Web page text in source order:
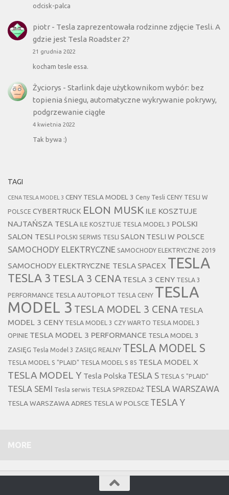
odcisk-palca
piotr- Tesla zaprezentowała rodzinne zdjęcie Tesli. A
gdzie jest Tesla Roadster 2?
21 grudnia 2022
kocham tesle essa.
Życiorys - Starlink daje użytkownikom wybór: bez
topienia śniegu, automatyczne wykrywanie pokrywy,
podgrzewanie ciągłe
4 kwietnia 2022
Tak bywa :)
TAGI
CENA TESLA MODEL 3 CENY TESLA MODEL 3 Ceny Tesli CENY TESLI W
POLSCE CYBERTRUCK ELON MUSK ILE KOSZTUJE
NAJTAŃSZA TESLA ILE KOSZTUJE TESLA MODEL 3 POLSKI
SALON TESLI POLSKI SERWIS TESLI SALON TESLI W POLSCE
SAMOCHODY ELEKTRYCZNE SAMOCHODY ELEKTRYCZNE 2019
SAMOCHODY ELEKTRYCZNE TESLA SPACEX TESLA
TESLA 3 TESLA 3 CENA TESLA 3 CENY TESLA 3
PERFORMANCE TESLA AUTOPILOT TESLA CENY TESLA
MODEL 3 TESLA MODEL 3 CENA TESLA
MODEL 3 CENY TESLA MODEL 3 CZY WARTO TESLA MODEL 3
OPINIE TESLA MODEL 3 PERFORMANCE TESLA MODEL 3
ZASIĘG Tesla Model 3 ZASIĘG REALNY TESLA MODEL S
TESLA MODEL S "PLAID" TESLA MODEL S 85 TESLA MODEL X
TESLA MODEL Y Tesla Polska TESLA S TESLA S "PLAID"
TESLA SEMI Tesla serwis TESLA SPRZEDAŻ TESLA WARSZAWA
TESLA WARSZAWA ADRES TESLA W POLSCE TESLA Y
MORE